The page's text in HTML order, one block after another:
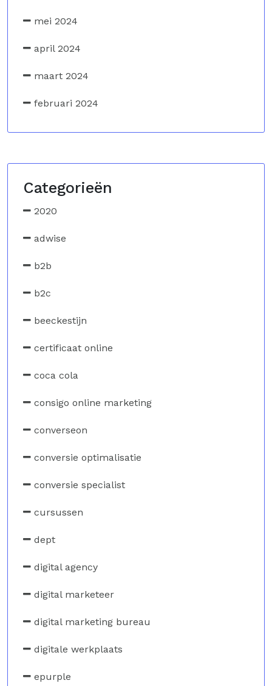
mei 2024
april 2024
maart 2024
februari 2024
Categorieën
2020
adwise
b2b
b2c
beeckestijn
certificaat online
coca cola
consigo online marketing
converseon
conversie optimalisatie
conversie specialist
cursussen
dept
digital agency
digital marketeer
digital marketing bureau
digitale werkplaats
epurple